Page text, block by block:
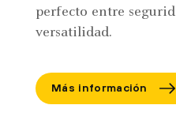
perfecto entre
versatilidad.
Más información